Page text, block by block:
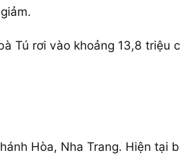
Tú rơi vào khoảng 13,8
Hòa, Nha Trang. Hiện